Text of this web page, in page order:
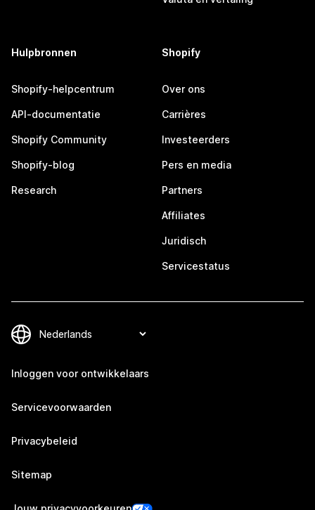
Hulpbronnen
Shopify-helpcentrum
API-documentatie
Shopify Community
Shopify-blog
Research
Shopify
Over ons
Carrières
Investeerders
Pers en media
Partners
Affiliates
Juridisch
Servicestatus
Inloggen voor ontwikkelaars
Servicevoorwaarden
Privacybeleid
Sitemap